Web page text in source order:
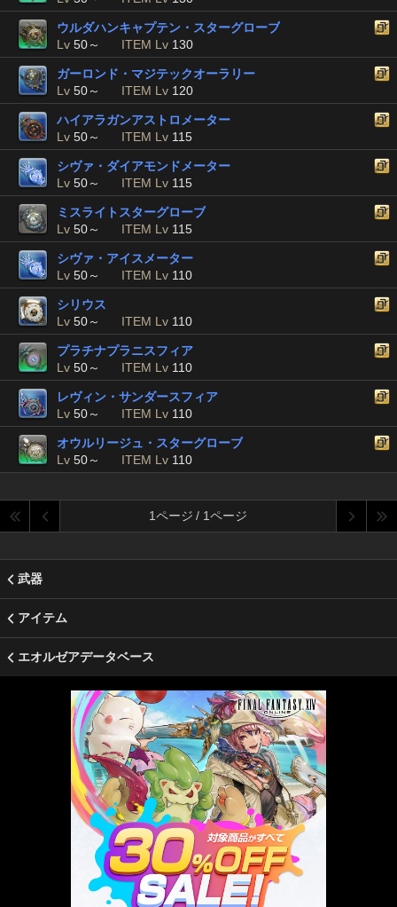
ウルダハンキャプテン・スターグローブ
Lv 50～ ITEM Lv 130
ガーロンド・マジテックオーラリー
Lv 50～ ITEM Lv 120
ハイアラガンアストロメーター
Lv 50～ ITEM Lv 115
シヴァ・ダイアモンドメーター
Lv 50～ ITEM Lv 115
ミスライトスターグローブ
Lv 50～ ITEM Lv 115
シヴァ・アイスメーター
Lv 50～ ITEM Lv 110
シリウス
Lv 50～ ITEM Lv 110
プラチナプラニスフィア
Lv 50～ ITEM Lv 110
レヴィン・サンダースフィア
Lv 50～ ITEM Lv 110
オウルリージュ・スターグローブ
Lv 50～ ITEM Lv 110
1ページ / 1ページ
武器
アイテム
エオルゼアデータベース